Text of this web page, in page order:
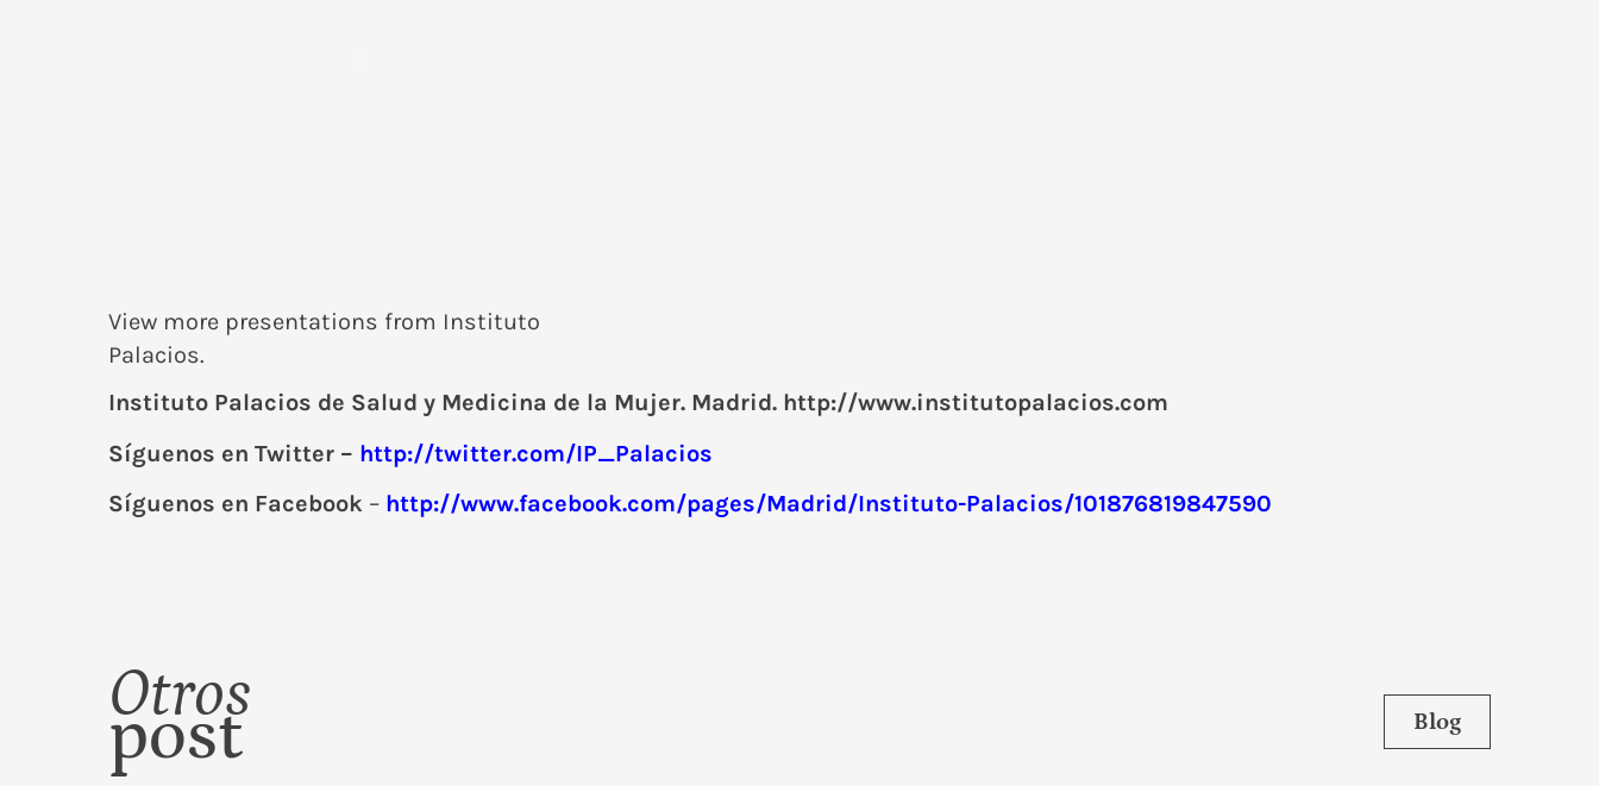
View more presentations from Instituto
Palacios.
Instituto Palacios de Salud y Medicina de la Mujer. Madrid. http://www.institutopalacios.com
Síguenos en Twitter – http://twitter.com/IP_Palacios
Síguenos en Facebook– http://www.facebook.com/pages/Madrid/Instituto-Palacios/101876819847590
Otros
post Blog